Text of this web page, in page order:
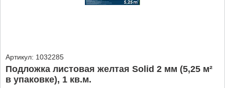
Артикул: 1032285
Подложка листовая желтая Solid 2 мм (5,25 м²
в упаковке), 1 кв.м.